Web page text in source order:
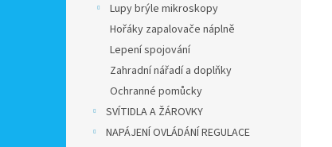
Lupy brýle mikroskopy
Hořáky zapalovače náplně
Lepení spojování
Zahradní nářadí a doplňky
Ochranné pomůcky
SVÍTIDLA A ŽÁROVKY
NAPÁJENÍ OVLÁDÁNÍ REGULACE